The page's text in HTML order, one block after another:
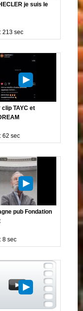
je suis le
213 sec
clip TAYC et
62 sec
pub Fondation
8 sec